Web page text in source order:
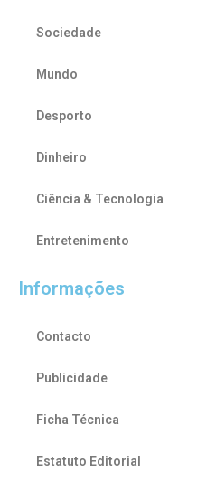
Sociedade
Mundo
Desporto
Dinheiro
Ciência & Tecnologia
Entretenimento
Informações
Contacto
Publicidade
Ficha Técnica
Estatuto Editorial